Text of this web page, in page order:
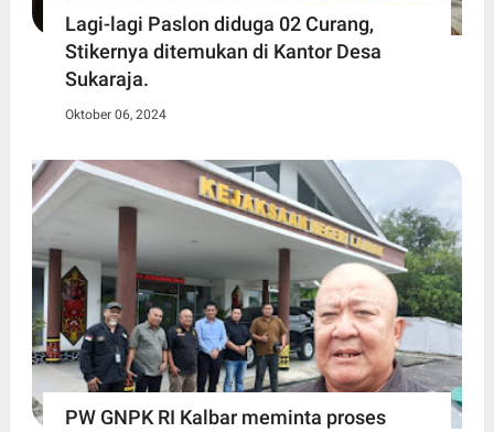
Lagi-lagi Paslon diduga 02 Curang,
Stikernya ditemukan di Kantor Desa
Sukaraja.
Oktober 06, 2024
PW GNPK RI Kalbar meminta proses